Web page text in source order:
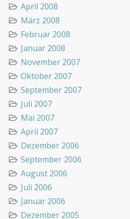
April 2008
März 2008
Februar 2008
Januar 2008
November 2007
Oktober 2007
September 2007
Juli 2007
Mai 2007
April 2007
Dezember 2006
September 2006
August 2006
Juli 2006
Januar 2006
Dezember 2005